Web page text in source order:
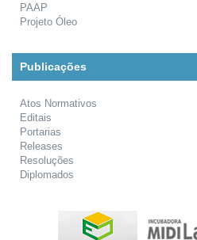
PAAP
Projeto Óleo
Publicações
Atos Normativos
Editais
Portarias
Releases
Resoluções
Diplomados